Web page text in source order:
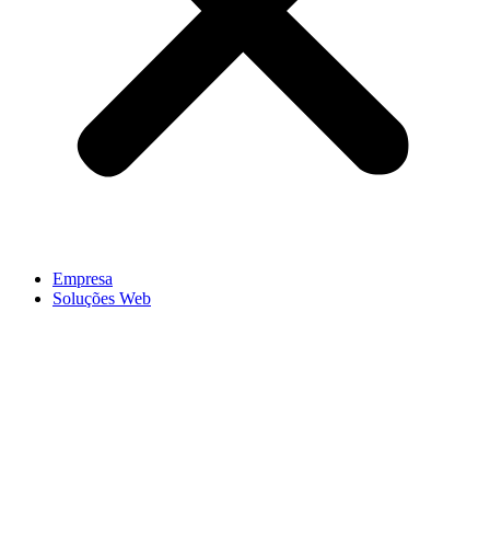
Empresa
Soluções Web